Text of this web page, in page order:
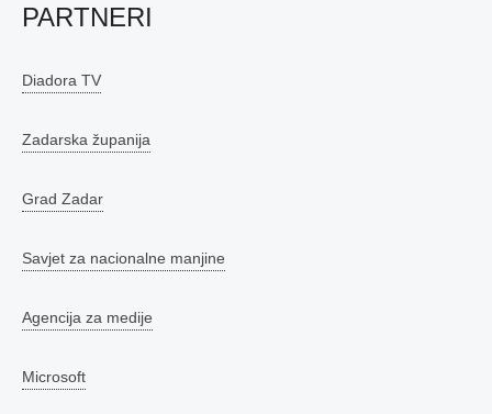
PARTNERI
Diadora TV
Zadarska županija
Grad Zadar
Savjet za nacionalne manjine
Agencija za medije
Microsoft